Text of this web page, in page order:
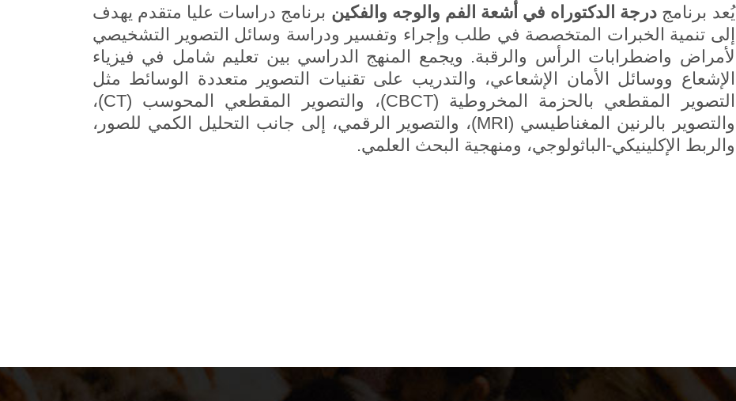
يُعد برنامج درجة الدكتوراه في أشعة الفم والوجه والفكين برنامج دراسات عليا متقدم يهدف
إلى تنمية الخبرات المتخصصة في طلب وإجراء وتفسير ودراسة وسائل التصوير التشخيصي
لأمراض واضطرابات الرأس والرقبة. ويجمع المنهج الدراسي بين تعليم شامل في فيزياء
الإشعاع ووسائل الأمان الإشعاعي، والتدريب على تقنيات التصوير متعددة الوسائط مثل
التصوير المقطعي بالحزمة المخروطية (CBCT)، والتصوير المقطعي المحوسب (CT)،
والتصوير بالرنين المغناطيسي (MRI)، والتصوير الرقمي، إلى جانب التحليل الكمي للصور،
والربط الإكلينيكي-الباثولوجي، ومنهجية البحث العلمي.